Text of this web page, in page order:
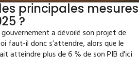
principales mesures
?
a dévoilé son projet de
faut-il donc s’attendre, alors que le
atteindre plus de 6 % de son PIB d'ici